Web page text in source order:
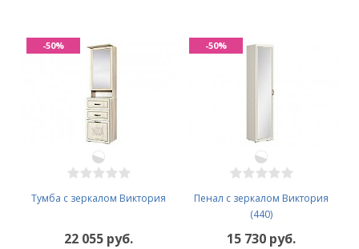
Тумба с зеркалом Виктория
22 055 руб.
-50%
Пенал с зеркалом Виктория
(440)
15 730 руб.
-50%